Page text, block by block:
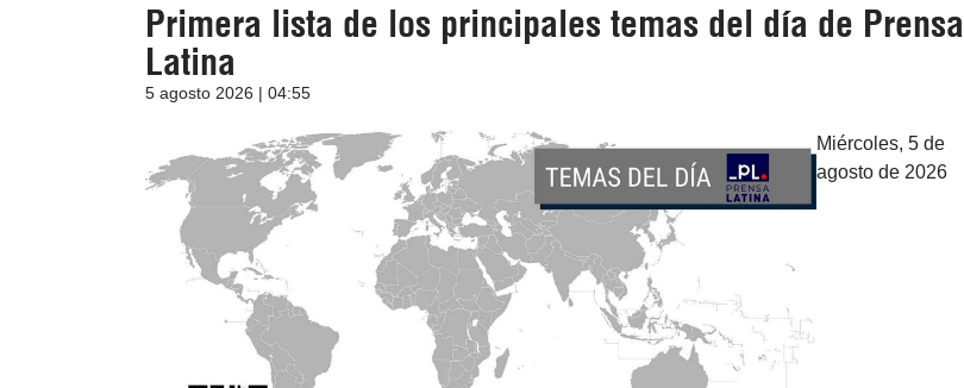
Primera lista de los principales temas del día de Prensa
Latina
5 agosto 2026 | 04:55
Miércoles, 5 de
agosto de 2026